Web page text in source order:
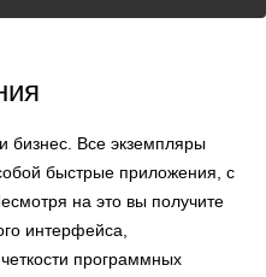
бизнес. Все экземпляры
быстрые приложения, с
на это вы получите
интерфейса,
программных